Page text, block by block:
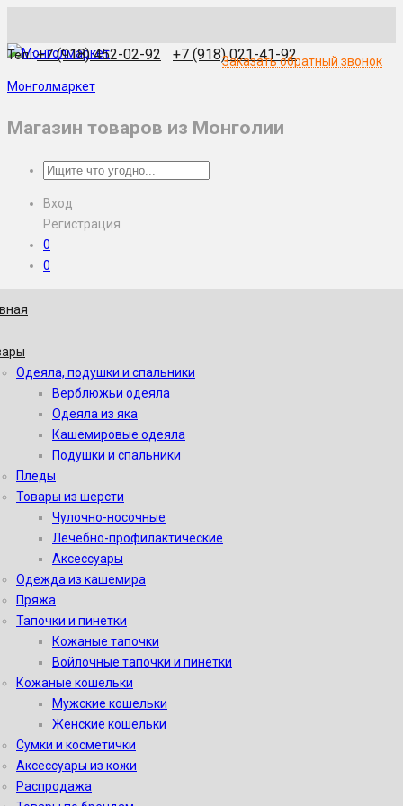
Тел.:+7 (918) 452-02-92 +7 (918) 021-41-92
Заказать обратный звонок
Монголмаркет
Магазин товаров из Монголии
Вход
Регистрация
0
0
Одеяла, подушки и спальники
Верблюжьи одеяла
Одеяла из яка
Кашемировые одеяла
Подушки и спальники
Пледы
Товары из шерсти
Чулочно-носочные
Лечебно-профилактические
Аксессуары
Одежда из кашемира
Пряжа
Тапочки и пинетки
Кожаные тапочки
Войлочные тапочки и пинетки
Кожаные кошельки
Мужские кошельки
Женские кошельки
Сумки и косметички
Аксессуары из кожи
Распродажа